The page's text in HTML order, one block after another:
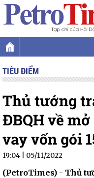
TIÊU ĐIỂM
Thủ tướng
ĐBQH về
vay vốn gói
19:04 | 05/11/2022
(PetroTimes) - Thủ